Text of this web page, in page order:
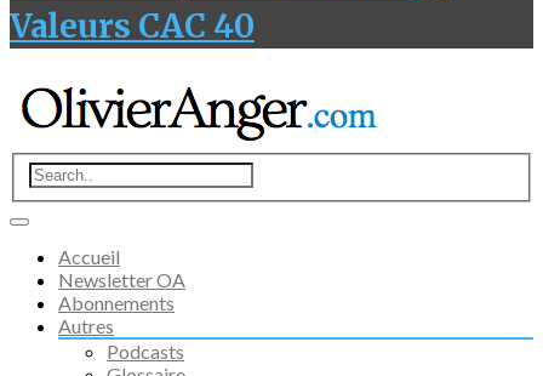
Valeurs CAC 40
Accueil
Newsletter OA
Abonnements
Autres
Podcasts